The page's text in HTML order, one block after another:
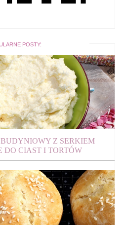
POSTY:
Z SERKIEM
DO CIAST I TORTÓW